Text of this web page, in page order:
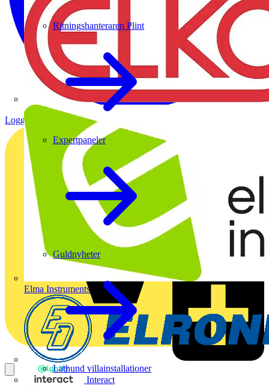
Elma Instruments
Interact
Ritningshanteraren Plint
Expertpaneler
Guldnyheter
Lathund villainstallationer
Logga in Registrera dig